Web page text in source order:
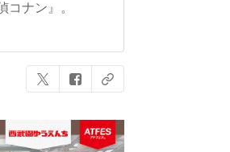
ナン』。